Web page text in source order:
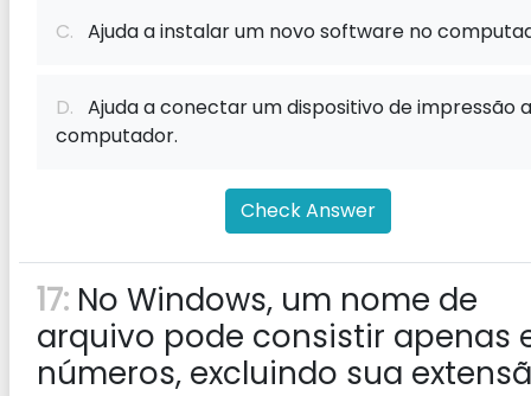
C. Ajuda a instalar um novo software no
D. Ajuda a conectar um dispositivo de impressão
computador.
Check Answer
17: No Windows, um nome de
arquivo pode consistir apenas
números, excluindo sua